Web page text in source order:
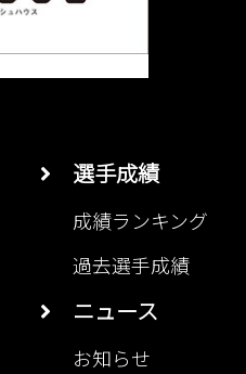
選手成績
成績ランキング
過去選手成績
ニュース
お知らせ